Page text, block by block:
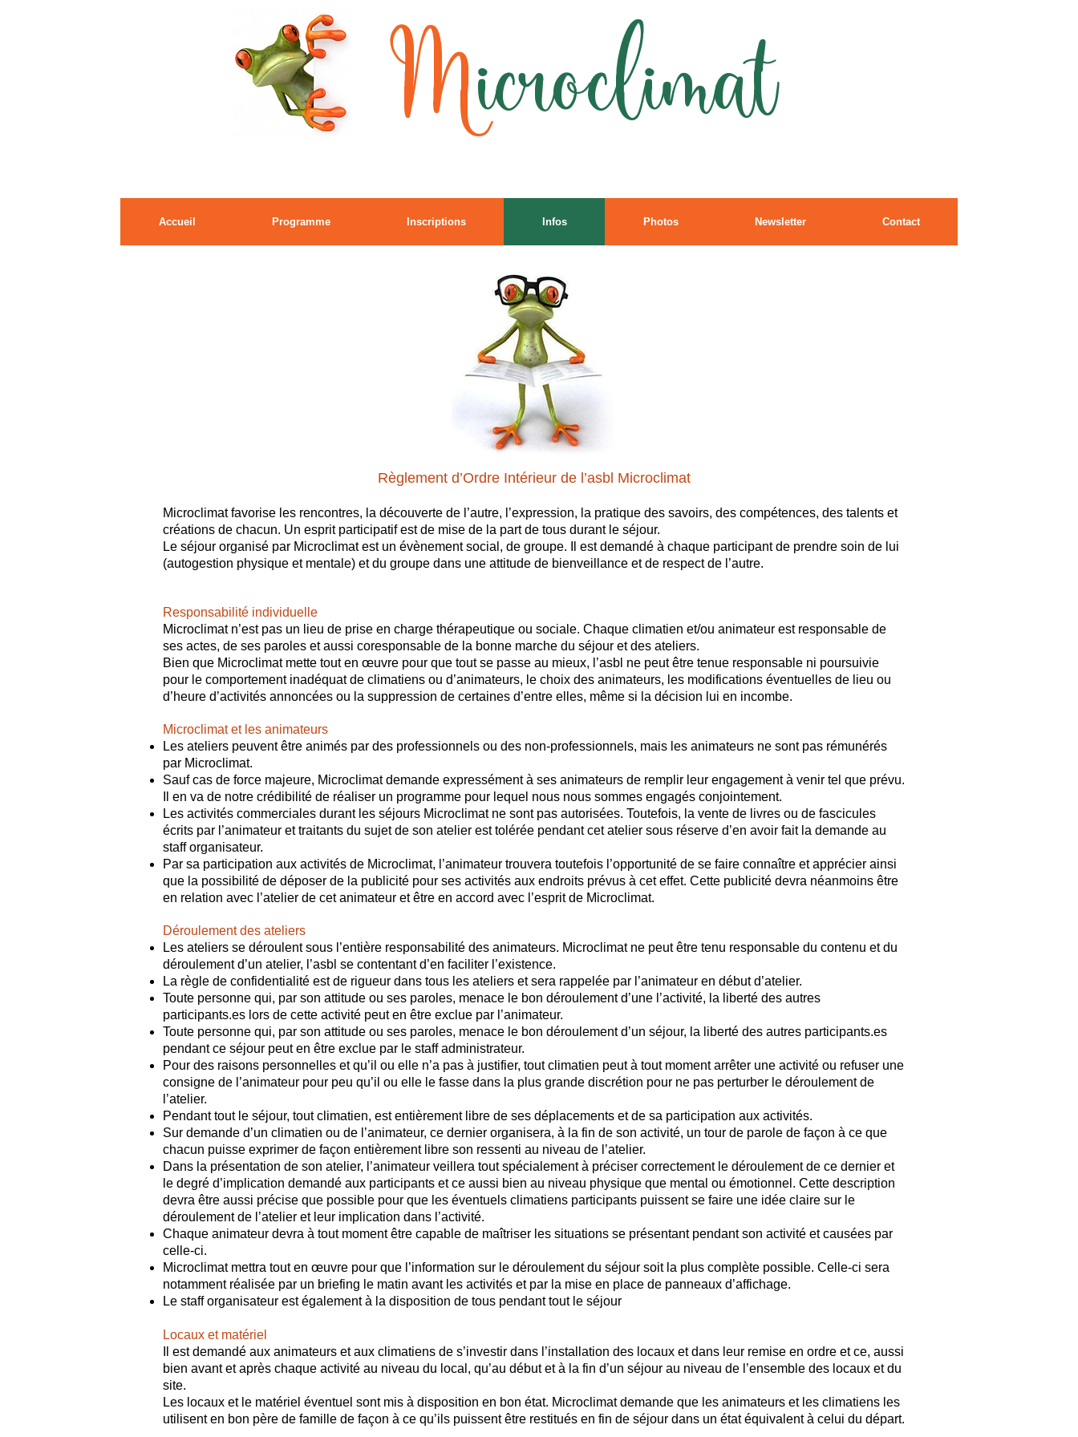
Microclimat
Accueil Programme Inscriptions Infos Photos Newsletter Contact
Règlement d’Ordre Intérieur de l’asbl Microclimat
Microclimat favorise les rencontres, la découverte de l’autre, l’expression, la pratique des savoirs, des compétences, des talents et
créations de chacun. Un esprit participatif est de mise de la part de tous durant le séjour.
Le séjour organisé par Microclimat est un évènement social, de groupe. Il est demandé à chaque participant de prendre soin de lui
(autogestion physique et mentale) et du groupe dans une attitude de bienveillance et de respect de l’autre.
Responsabilité individuelle
Microclimat n’est pas un lieu de prise en charge thérapeutique ou sociale. Chaque climatien et/ou animateur est responsable de
ses actes, de ses paroles et aussi coresponsable de la bonne marche du séjour et des ateliers.
Bien que Microclimat mette tout en œuvre pour que tout se passe au mieux, l’asbl ne peut être tenue responsable ni poursuivie
pour le comportement inadéquat de climatiens ou d’animateurs, le choix des animateurs, les modifications éventuelles de lieu ou
d’heure d’activités annoncées ou la suppression de certaines d’entre elles, même si la décision lui en incombe.
Microclimat et les animateurs
Les ateliers peuvent être animés par des professionnels ou des non-professionnels, mais les animateurs ne sont pas rémunérés
par Microclimat.
Sauf cas de force majeure, Microclimat demande expressément à ses animateurs de remplir leur engagement à venir tel que prévu.
Il en va de notre crédibilité de réaliser un programme pour lequel nous nous sommes engagés conjointement.
Les activités commerciales durant les séjours Microclimat ne sont pas autorisées. Toutefois, la vente de livres ou de fascicules
écrits par l’animateur et traitants du sujet de son atelier est tolérée pendant cet atelier sous réserve d’en avoir fait la demande au
staff organisateur.
Par sa participation aux activités de Microclimat, l’animateur trouvera toutefois l’opportunité de se faire connaître et apprécier ainsi
que la possibilité de déposer de la publicité pour ses activités aux endroits prévus à cet effet. Cette publicité devra néanmoins être
en relation avec l’atelier de cet animateur et être en accord avec l’esprit de Microclimat.
Déroulement des ateliers​
Les ateliers se déroulent sous l’entière responsabilité des animateurs. Microclimat ne peut être tenu responsable du contenu et du
déroulement d’un atelier, l’asbl se contentant d’en faciliter l’existence.
La règle de confidentialité est de rigueur dans tous les ateliers et sera rappelée par l’animateur en début d’atelier.
Toute personne qui, par son attitude ou ses paroles, menace le bon déroulement d’une l’activité, la liberté des autres
participants.es lors de cette activité peut en être exclue par l’animateur.
Toute personne qui, par son attitude ou ses paroles, menace le bon déroulement d’un séjour, la liberté des autres participants.es
pendant ce séjour peut en être exclue par le staff administrateur.
Pour des raisons personnelles et qu’il ou elle n’a pas à justifier, tout climatien peut à tout moment arrêter une activité ou refuser une
consigne de l’animateur pour peu qu’il ou elle le fasse dans la plus grande discrétion pour ne pas perturber le déroulement de
l’atelier.
Pendant tout le séjour, tout climatien, est entièrement libre de ses déplacements et de sa participation aux activités.
Sur demande d’un climatien ou de l’animateur, ce dernier organisera, à la fin de son activité, un tour de parole de façon à ce que
chacun puisse exprimer de façon entièrement libre son ressenti au niveau de l’atelier.
Dans la présentation de son atelier, l’animateur veillera tout spécialement à préciser correctement le déroulement de ce dernier et
le degré d’implication demandé aux participants et ce aussi bien au niveau physique que mental ou émotionnel. Cette description
devra être aussi précise que possible pour que les éventuels climatiens participants puissent se faire une idée claire sur le
déroulement de l’atelier et leur implication dans l’activité.
Chaque animateur devra à tout moment être capable de maîtriser les situations se présentant pendant son activité et causées par
celle-ci.
Microclimat mettra tout en œuvre pour que l’information sur le déroulement du séjour soit la plus complète possible. Celle-ci sera
notamment réalisée par un briefing le matin avant les activités et par la mise en place de panneaux d’affichage.
Le staff organisateur est également à la disposition de tous pendant tout le séjour
Locaux et matériel
​Il est demandé aux animateurs et aux climatiens de s’investir dans l’installation des locaux et dans leur remise en ordre et ce, aussi
bien avant et après chaque activité au niveau du local, qu’au début et à la fin d’un séjour au niveau de l’ensemble des locaux et du
site.
Les locaux et le matériel éventuel sont mis à disposition en bon état. Microclimat demande que les animateurs et les climatiens les
utilisent en bon père de famille de façon à ce qu’ils puissent être restitués en fin de séjour dans un état équivalent à celui du départ.